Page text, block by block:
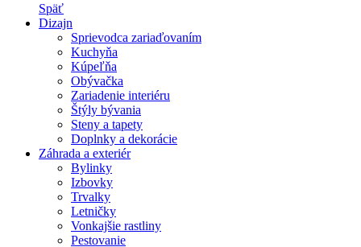
Späť
Dizajn
Sprievodca zariaďovaním
Kuchyňa
Kúpeľňa
Obývačka
Zariadenie interiéru
Štýly bývania
Steny a tapety
Doplnky a dekorácie
Záhrada a exteriér
Bylinky
Izbovky
Trvalky
Letničky
Vonkajšie rastliny
Pestovanie